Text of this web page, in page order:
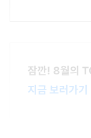
잠깐! 8월의
지금 보러가기